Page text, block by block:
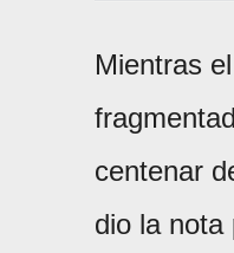
Mientras
centenar
dio la nota